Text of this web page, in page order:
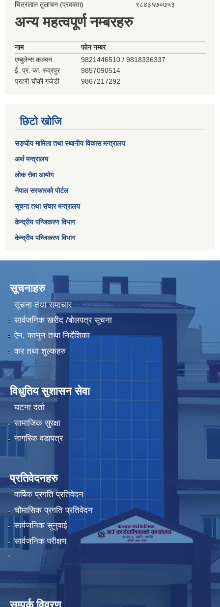
चित्रलाल तुलाचन (प्रवक्ता)
९८४३५७०७५३
अन्य महत्वपूर्ण नम्बरहरु
नाम
फोन नम्बर
एम्बुलेन्स कञ्‍चन
9821446510 / 9818336337
ई. प्र. का. रुद्रपुर
9857090514
प्रहरी चौकी गजेडी
9867217292
छिटो खोजि
सङ्घीय मामिला तथा स्थानीय विकास मन्त्रालय
अर्थ मन्त्रालय
लोक सेवा आयोग
नेपाल सरकारको पोर्टल
सूचना तथा संचार मन्त्रालय
केन्द्रीय पन्जिकरण विभाग
केन्द्रीय पन्जिकरण विभाग
सूचनाहरु
सूचना तथा समाचार
सार्वजनिक खरीद /बोलपत्र सूचना
ऐन, कानुन तथा निर्देशिका
कर तथा शुल्कहरु
विधुतिय सुशासन सेवा
घटना दर्ता
सामाजिक सुरक्षा
नागरिक वडापत्र
प्रतिवेदनहरु
वार्षिक प्रगति प्रतिवेदन
चौमासिक प्रगति प्रतिवेदन
सार्वजनिक सुनुवाई
सार्वजनिक परीक्षण